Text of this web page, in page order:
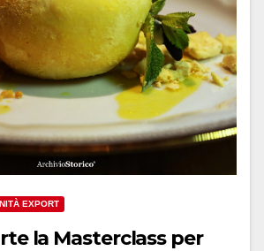
EXPORT
la Masterclass per